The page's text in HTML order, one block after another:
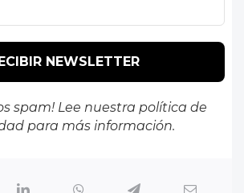
spam! Lee nuestra política de
para más información.